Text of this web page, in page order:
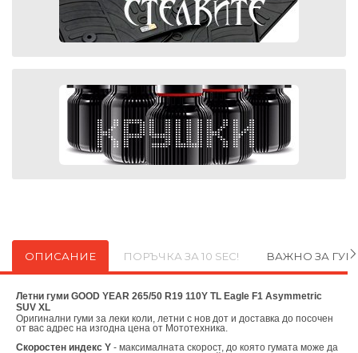
ОПИСАНИЕ ПОРЪЧКА ЗА 10 SEC! ВАЖНО ЗА
Летни гуми GOOD YEAR 265/50 R19 110Y TL Eagle F1 Asymmetric
SUV XL
Оригинални гуми за леки коли, летни с нов дот и доставка до посочен
от вас адрес на изгодна цена от Мототехника.
Скоростен индекс Y - максималната скорост, до която гумата може да